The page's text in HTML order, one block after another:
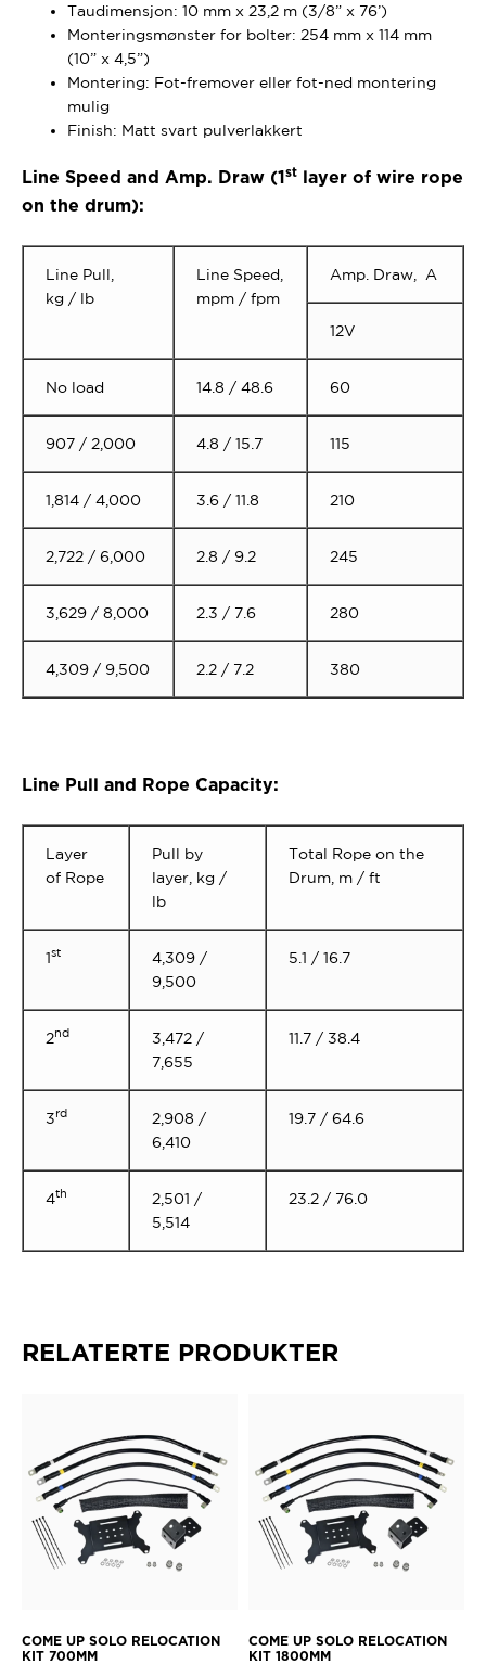
Taudimensjon: 10 mm x 23,2 m (3/8” x 76’)
Monteringsmønster for bolter: 254 mm x 114 mm
(10” x 4,5”)
Montering: Fot-fremover eller fot-ned montering
mulig
Finish: Matt svart pulverlakkert
Line Speed and Amp. Draw (1 stlayer of wire rope
on the drum):
Line Pull,
kg / lb
Line Speed,
mpm / fpm
Amp. Draw, A
12V
No load 14.8 / 48.6 60
907 / 2,000 4.8 / 15.7 115
1,814 / 4,000 3.6 / 11.8 210
2,722 / 6,000 2.8 / 9.2 245
3,629 / 8,000 2.3 / 7.6 280
4,309 / 9,500 2.2 / 7.2 380
Line Pull and Rope Capacity:
Layer
of Rope
Pull by
layer, kg /
lb
Total Rope on the
Drum, m / ft
1st
4,309 /
9,500
5.1 / 16.7
2nd
3,472 /
7,655
11.7 / 38.4
3rd
2,908 /
6,410
19.7 / 64.6
4th
2,501 /
5,514
23.2 / 76.0
RELATERTE PRODUKTER
COME UP SOLO RELOCATION
KIT 700MM
COME UP SOLO RELOCATION
KIT 1800MM